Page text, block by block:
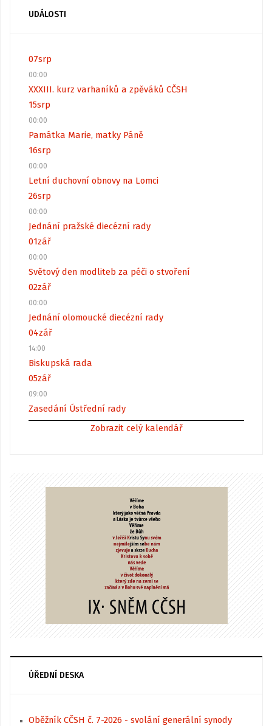
UDÁLOSTI
07srp
00:00
XXXIII. kurz varhaníků a zpěváků CČSH
15srp
00:00
Památka Marie, matky Páně
16srp
00:00
Letní duchovní obnovy na Lomci
26srp
00:00
Jednání pražské diecézní rady
01zář
00:00
Světový den modliteb za péči o stvoření
02zář
00:00
Jednání olomoucké diecézní rady
04zář
14:00
Biskupská rada
05zář
09:00
Zasedání Ústřední rady
Zobrazit celý kalendář
ÚŘEDNÍ DESKA
Oběžník CČSH č. 7-2026 - svolání generální synody